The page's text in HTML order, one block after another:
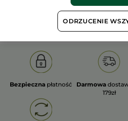
OLD PRODUCT LINE LES
Bezpieczna płatność Darmowa
179zł
ODRZUCENIE